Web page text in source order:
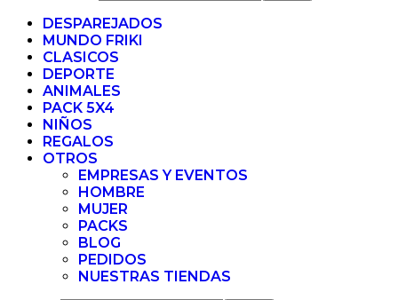
DESPAREJADOS
MUNDO FRIKI
CLASICOS
DEPORTE
ANIMALES
PACK 5X4
NIÑOS
REGALOS
OTROS
EMPRESAS Y EVENTOS
HOMBRE
MUJER
PACKS
BLOG
PEDIDOS
NUESTRAS TIENDAS